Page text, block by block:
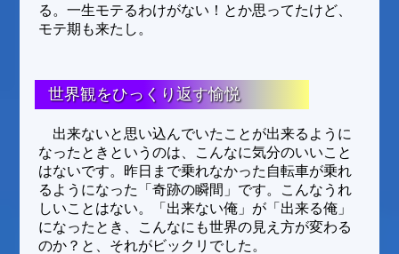
る。一生モテるわけがない！とか思ってたけど、
モテ期も来たし。
世界観をひっくり返す愉悦
出来ないと思い込んでいたことが出来るように
なったときというのは、こんなに気分のいいこと
はないです。昨日まで乗れなかった自転車が乗れ
るようになった「奇跡の瞬間」です。こんなうれ
しいことはない。「出来ない俺」が「出来る俺」
になったとき、こんなにも世界の見え方が変わる
のか？と、それがビックリでした。